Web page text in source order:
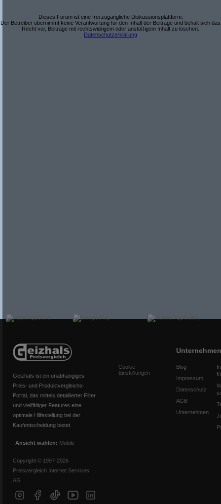
Dieses Forum ist eine frei zugängliche Diskussionsplattform.
Der Betreiber übernimmt keine Verantwortung für den Inhalt der Beiträge und behält sich das
Recht vor, Beiträge mit rechtswidrigem oder anstößigem Inhalt zu löschen.
Datenschutzerklärung
Geizhals ist ein unabhängiges
Preis- und Produktvergleichs-
Portal, das mittels detaillierter Filter
und vielfältiger Features eine
optimale Hilfestellung bei der
Kaufentscheidung bietet.
Ansicht wählen: Mobile
Copyright © 1997-2026
Preisvergleich Internet Services
AG
Cookie-
Einstellungen
Unternehmen
Blog
Impressum
Datenschutz
AGB
Unternehmen